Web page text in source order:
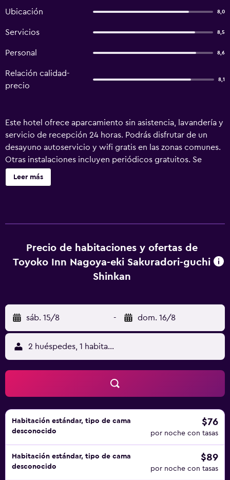
Ubicación 8,0
Servicios 8,5
Personal 8,6
Relación calidad-
precio
8,1
Este hotel ofrece aparcamiento sin asistencia, lavandería y
servicio de recepción 24 horas. Podrás disfrutar de un
desayuno autoservicio y wifi gratis en las zonas comunes.
Otras instalaciones incluyen periódicos gratuitos. Se
incluye un servicio de limpieza semanal. Toyoko Inn
Nagoya-eki Sakuradori Shinkan ofrece 207 alojamientos
más)). Los baños están equipados con ducha y bañera
combinadas con cabezal de ducha con hidromasaje,
artículos de higiene personal gratuitos y cepillos de
Leer más
Precio de habitaciones y ofertas de
Toyoko Inn Nagoya-eki Sakuradori-guchi
Shinkan
sáb. 15/8 - dom. 16/8
2 huéspedes, 1 habitación
Habitación estándar, tipo de cama
desconocido
$76
por noche con tasas
Habitación estándar, tipo de cama
desconocido
$89
por noche con tasas